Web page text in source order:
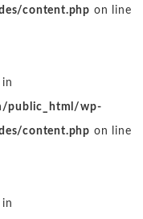
content.php on line
public_html/wp-
content.php on line